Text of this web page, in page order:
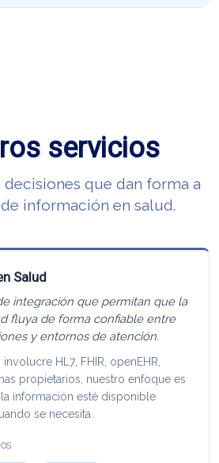
servicios
decisiones que dan forma a
información en salud.
Salud
integración que permitan que la
fluya de forma confiable entre
y entornos de atención.
HL7, FHIR, openEHR,
propietarios, nuestro enfoque es
información esté disponible
se necesita.